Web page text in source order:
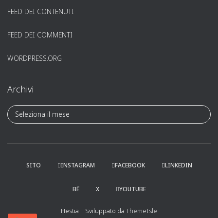
FEED DEI CONTENUTI
FEED DEI COMMENTI
WORDPRESS.ORG
Archivi
A
r
h
SITO INSTAGRAM FACEBOOK LINKEDIN
BĒ X YOUTUBE
Hestia | Sviluppato da ThemeIsle